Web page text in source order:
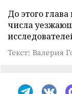
До этого глава
числа
Текст: Валерия